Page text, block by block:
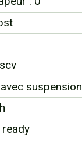
suspension